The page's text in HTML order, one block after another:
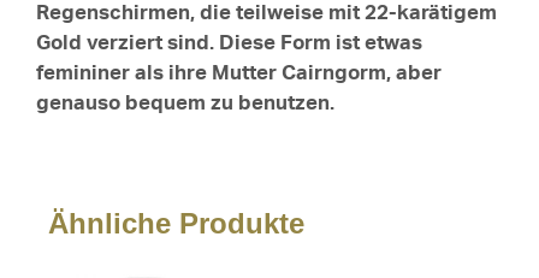
Regenschirmen, die teilweise mit 22-karätigem
Gold verziert sind. Diese Form ist etwas
femininer als ihre Mutter Cairngorm, aber
genauso bequem zu benutzen.
Ähnliche Produkte